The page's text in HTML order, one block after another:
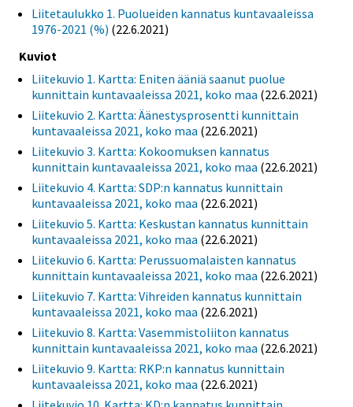
Liitetaulukko 1. Puolueiden kannatus kuntavaaleissa
1976-2021 (%) (22.6.2021)
Kuviot
Liitekuvio 1. Kartta: Eniten ääniä saanut puolue
kunnittain kuntavaaleissa 2021, koko maa (22.6.2021)
Liitekuvio 2. Kartta: Äänestysprosentti kunnittain
kuntavaaleissa 2021, koko maa (22.6.2021)
Liitekuvio 3. Kartta: Kokoomuksen kannatus
kunnittain kuntavaaleissa 2021, koko maa (22.6.2021)
Liitekuvio 4. Kartta: SDP:n kannatus kunnittain
kuntavaaleissa 2021, koko maa (22.6.2021)
Liitekuvio 5. Kartta: Keskustan kannatus kunnittain
kuntavaaleissa 2021, koko maa (22.6.2021)
Liitekuvio 6. Kartta: Perussuomalaisten kannatus
kunnittain kuntavaaleissa 2021, koko maa (22.6.2021)
Liitekuvio 7. Kartta: Vihreiden kannatus kunnittain
kuntavaaleissa 2021, koko maa (22.6.2021)
Liitekuvio 8. Kartta: Vasemmistoliiton kannatus
kunnittain kuntavaaleissa 2021, koko maa (22.6.2021)
Liitekuvio 9. Kartta: RKP:n kannatus kunnittain
kuntavaaleissa 2021, koko maa (22.6.2021)